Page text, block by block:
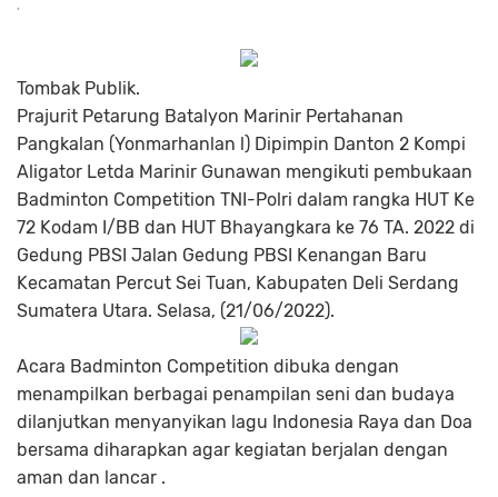
Tombak Publik.
Prajurit Petarung Batalyon Marinir Pertahanan
Pangkalan (Yonmarhanlan l) Dipimpin Danton 2 Kompi
Aligator Letda Marinir Gunawan mengikuti pembukaan
Badminton Competition TNI-Polri dalam rangka HUT Ke
72 Kodam I/BB dan HUT Bhayangkara ke 76 TA. 2022 di
Gedung PBSI Jalan Gedung PBSI Kenangan Baru
Kecamatan Percut Sei Tuan, Kabupaten Deli Serdang
Sumatera Utara. Selasa, (21/06/2022).
Acara Badminton Competition dibuka dengan
menampilkan berbagai penampilan seni dan budaya
dilanjutkan menyanyikan lagu Indonesia Raya dan Doa
bersama diharapkan agar kegiatan berjalan dengan
aman dan lancar .